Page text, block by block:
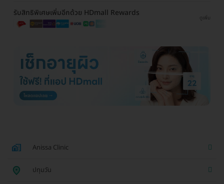
รับสิทธิพิเศษเพิ่มอีกด้วย HDmall Rewards
ดูเพิ่ม
Anissa Clinic
ปทุมวัน